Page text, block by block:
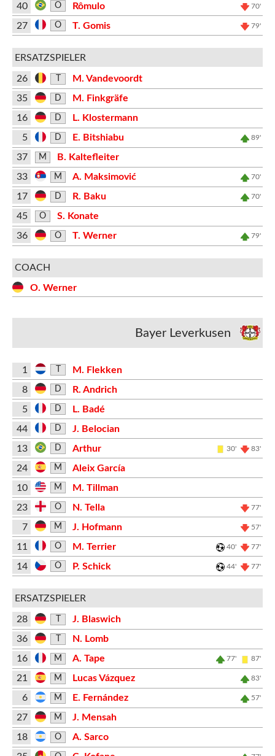
40
O Rômulo 70'
27 O T. Gomis 79'
ERSATZSPIELER
26
M. Vandevoordt
35
D
M. Finkgräfe
16
D
L. Klostermann
5
D E. Bitshiabu 89'
37 M
B. Kaltefleiter
33
M A. Maksimović 70'
17 D R. Baku 70'
45 O
S. Konate
36
O T. Werner 79'
COACH
O. Werner
Bayer Leverkusen
1
M. Flekken
8
D
R. Andrich
5
D
L. Badé
44
D
J. Belocian
13
D Arthur 30' 83'
24 M
Aleix García
10
M
M. Tillman
23
O N. Tella 77'
7 M J. Hofmann 57'
11 O M. Terrier 40' 77'
14 O P. Schick 44' 77'
ERSATZSPIELER
28
J. Blaswich
36
N. Lomb
16
M A. Tape 77' 87'
21 M Lucas Vázquez 83'
6 M E. Fernández 57'
27 M
J. Mensah
18
O
A. Sarco